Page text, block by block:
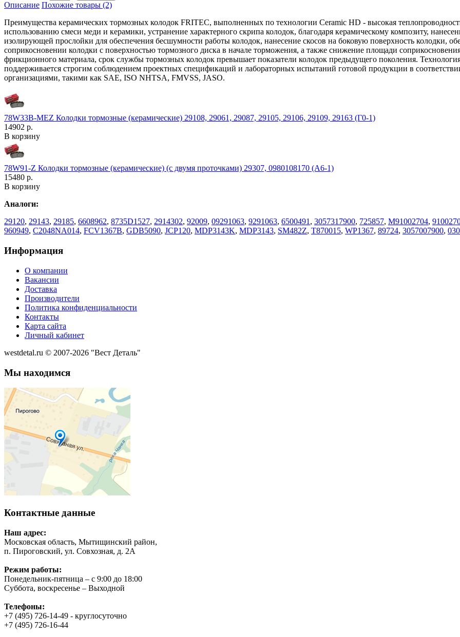
Описание Похожие товары (2)
Преимущества керамических тормозных колодок FRITEC, выполненных по технологии Ceramic HD - высокая
использованию смеси меди и керамики, устранение характерного скрипа колодок, благодаря керамическому композиту,
изолирующей прослойки для обеспечения бесшумности работы колодок, нанесение скосов на боковую поверхность колодки,
соприкосновении колодки с поверхностью тормозного диска в начале торможения, а также снижение площади
фрикционного материала, срок службы тормозных колодок превышает показатели колодок предыдущего поколения.
поддерживается строгим соблюдением проектных спецификаций и лабораторных испытаний готовой продукции в
организациями, такими как SAE, ISO NHTSA, FMVSS, JASO.
78W33B-MEZ Колодки тормозные (керамические) 29108, 29061, 29087, 29105, 29106, 29109, 29163 (Г0-1)
14902 р.
В корзину
78W91-Z Колодки тормозные (керамические) (с двумя проточками) 29307, 0980108170 (А6-1)
15480 р.
В корзину
Аналоги:
29120, 29143, 29185, 6608962, 8735D1527, 2914302, 92009, 09291063, 9291063, 6500491, 3057317900, 725857, M91002704,
960949, C2048NA014, FCV1367B, GDB5090, JCP120, MDP3143K, MDP3143, SM482Z, T870015, WP1367, 89724, 3057007900,
Информация
О компании
Вакансии
Доставка
Производители
Политика конфиденциальности
Контакты
Карта сайта
Личный кабинет
westdetal.ru © 2007-2026 "Вест Деталь"
Мы находимся
Контактные данные
Наш адрес:
Московская область, Мытищинский район,
п. Пироговский, ул. Совхозная, д. 2А
Режим работы:
Понедельник-пятница – с 9:00 до 18:00
Суббота, воскресенье – Выходной
Телефоны:
+7 (495) 726-14-49 - круглосуточно
+7 (495) 726-16-44